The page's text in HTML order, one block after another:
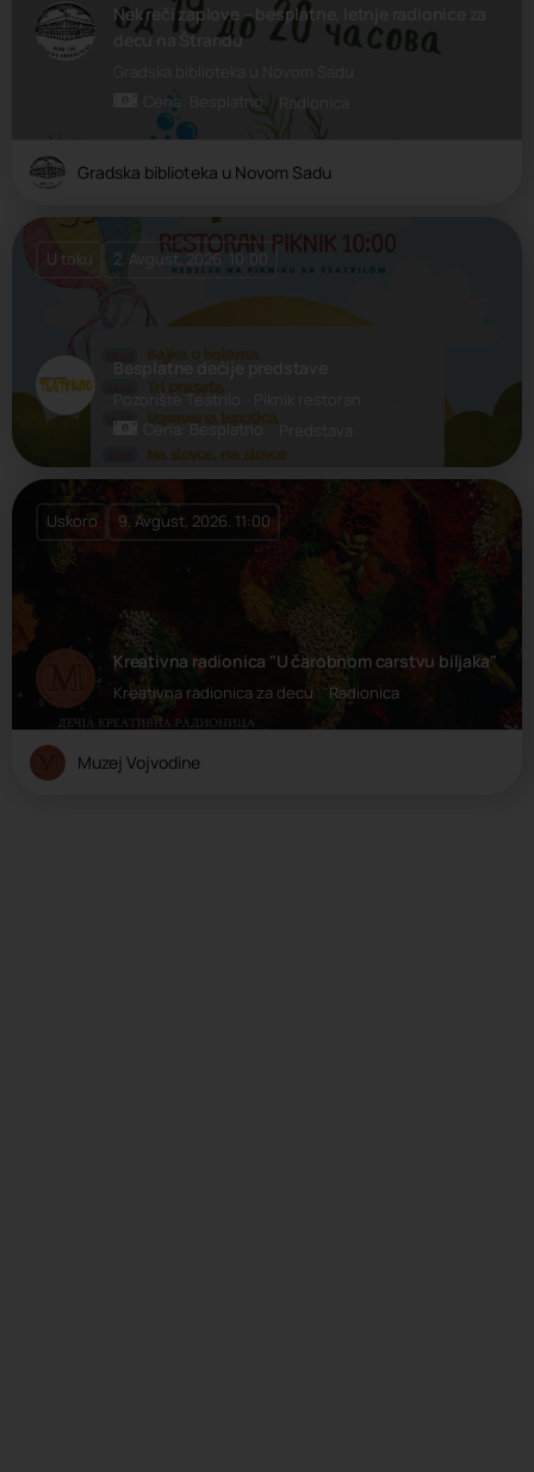
Nek reči zaplove – besplatne, letnje radionice za
decu na Štrandu
Cena: Besplatno
Radionica
Gradska biblioteka u Novom Sadu
Besplatne dečije predstave
Pozorište Teatrilo - Piknik restoran
Cena: Besplatno
U toku 2. Avgust, 2026. 10:00
Kreativna radionica "U čarobnom carstvu biljaka"
Kreativna radionica za decu Radionica
Uskoro 9. Avgust, 2026. 11:00
Muzej Vojvodine